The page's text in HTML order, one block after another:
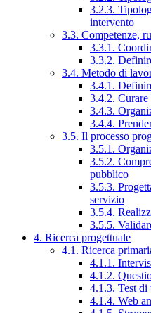
3.2.3.
intervento
3.3. Competenze,
3.3.1.
3.3.2.
3.4. Metodo di
3.4.1.
3.4.2.
3.4.3.
3.4.4.
3.5. Il processo
3.5.1.
3.5.2.
pubblico
3.5.3.
servizio
3.5.4.
3.5.5.
4. Ricerca progettuale
4.1. Ricerca
4.1.1.
4.1.2.
4.1.3. Test di
4.1.4. Web